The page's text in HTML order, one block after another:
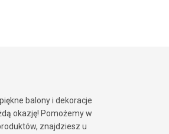
balony i dekoracje
okazję! Pomożemy w
znajdziesz u